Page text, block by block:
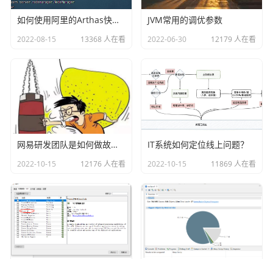
特别备注下：
1、这里的学号和姓名一定要和之前导入的学生信息对应上
2、考号这里我们填写的03200016841是找的一张答题卡，这个
答题卡上的考号拿来用，方便后面演示阅卷。
如何使用阿里的Arthas快速定位正在线上运行的程序问题
2022-08-15 13368 人在看
JVM常用的调优参数
2022-06-30 12179 人在看
网易研发团队是如何做故障演练的？
2022-10-15 12176 人在看
IT系统如何定位线上问题？
2022-10-15 11869 人在看